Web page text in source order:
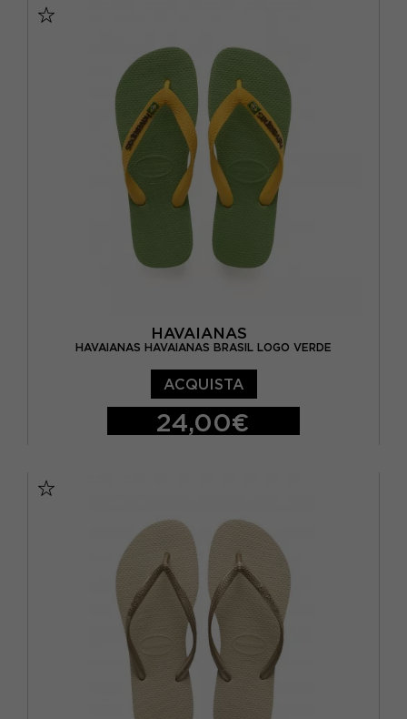
BRASIL 31/32 - EUR 33/34
BRASIL 33/34 - EUR 35/36
BRASIL 35/36 - EUR 37/38
BRASIL 37/38 - EUR 39/40
BRASIL 39/40 - EUR 41/42
BRASIL 41/42 - EUR 43/44
BRASIL 43/44 - EUR 45/46
HAVAIANAS
HAVAIANAS HAVAIANAS BRASIL LOGO VERDE
BRASIL 31/32 - EUR 33/34
BRASIL 33/34 - EUR 35/36
BRASIL 35/36 - EUR 37/38
BRASIL 39/40 - EUR 41/42
BRASIL 41/42 - EUR 43/44
ACQUISTA
24,00€